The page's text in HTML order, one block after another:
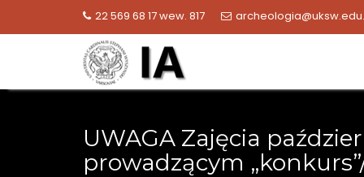
22 569 68 17 wew. 817
UWAGA Zajęcia
prowadzącym